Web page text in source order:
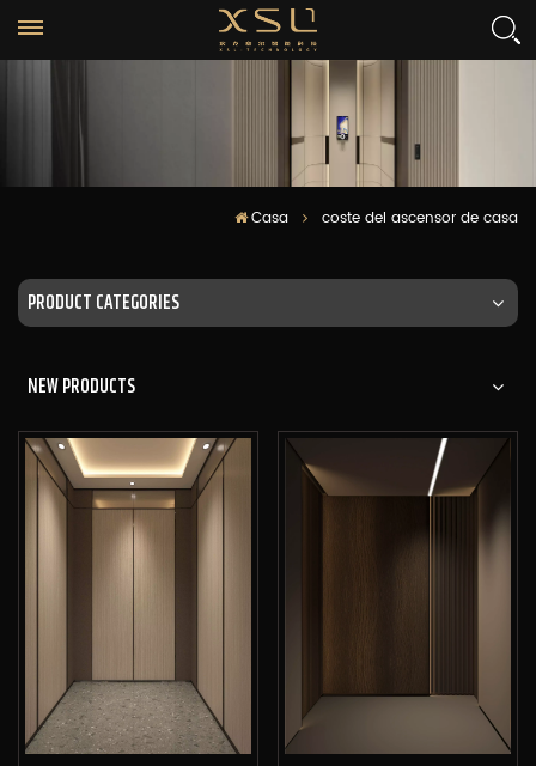
Casa coste del ascensor de casa
PRODUCT CATEGORIES
NEW PRODUCTS